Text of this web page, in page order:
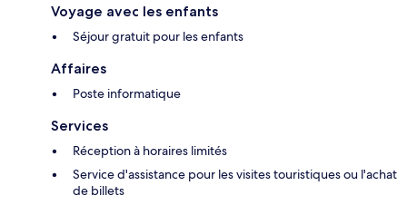
Voyage avec les enfants
Séjour gratuit pour les enfants
Affaires
Poste informatique
Services
Réception à horaires limités
Service d'assistance pour les visites touristiques ou l'achat
de billets